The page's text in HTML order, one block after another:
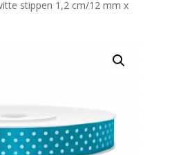
stippen 1,2 cm/12 mm x